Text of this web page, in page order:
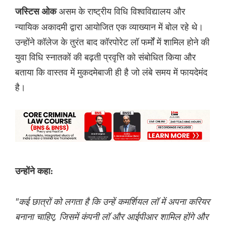
जस्टिस ओकअसम के राष्ट्रीय विधि विश्वविद्यालय और
न्यायिक अकादमी द्वारा आयोजित एक व्याख्यान में बोल रहे थे।
उन्होंने कॉलेज के तुरंत बाद कॉरपोरेट लॉ फर्मों में शामिल होने की
युवा विधि स्नातकों की बढ़ती प्रवृत्ति को संबोधित किया और
बताया कि वास्तव में मुकदमेबाजी ही है जो लंबे समय में फायदेमंद
है।
उन्होंने कहा:
"कई छात्रों को लगता है कि उन्हें कमर्शियल लॉ में अपना करियर
बनाना चाहिए, जिसमें कंपनी लॉ और आईपीआर शामिल होंगे और